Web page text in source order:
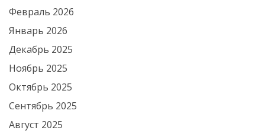
Февраль 2026
Январь 2026
Декабрь 2025
Ноябрь 2025
Октябрь 2025
Сентябрь 2025
Август 2025